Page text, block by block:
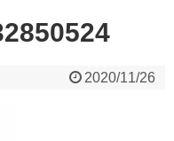
2020/11/26